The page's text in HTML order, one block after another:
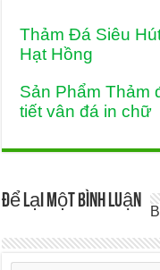
Thảm Đá Siêu
Hạt Hồng
Sản Phẩm Thảm
tiết vân đá in chữ
Để lại một bình luận